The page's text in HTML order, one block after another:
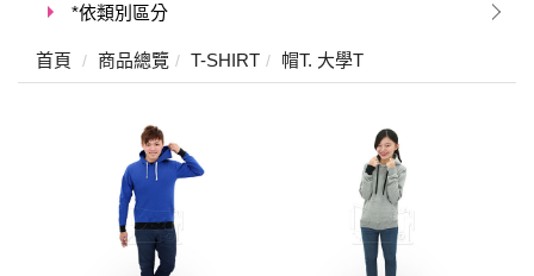
*依類別區分
首頁 商品總覽 T-SHIRT 帽T. 大學T